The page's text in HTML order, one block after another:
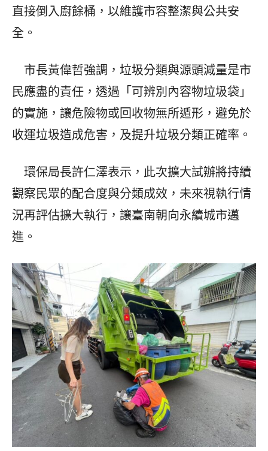
直接倒入廚餘桶，以維護市容整潔與公共安
全。
市長黃偉哲強調，垃圾分類與源頭減量是市
民應盡的責任，透過「可辨別內容物垃圾袋」
的實施，讓危險物或回收物無所遁形，避免於
收運垃圾造成危害，及提升垃圾分類正確率。
環保局長許仁澤表示，此次擴大試辦將持續
觀察民眾的配合度與分類成效，未來視執行情
況再評估擴大執行，讓臺南朝向永續城市邁
進。